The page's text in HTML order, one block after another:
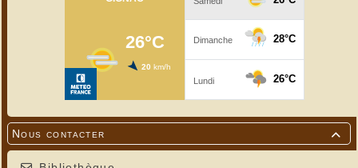

Nous contacter